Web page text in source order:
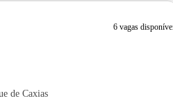
6 vagas
de Caxias